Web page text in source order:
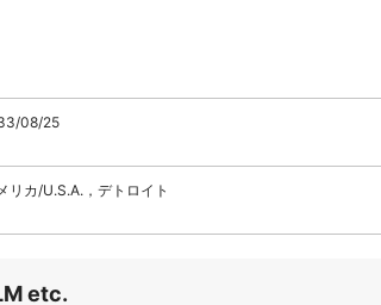
08/25
リカ/U.S.A.，デトロイト
etc.